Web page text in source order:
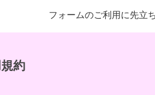
フォームのご利用に先立
約